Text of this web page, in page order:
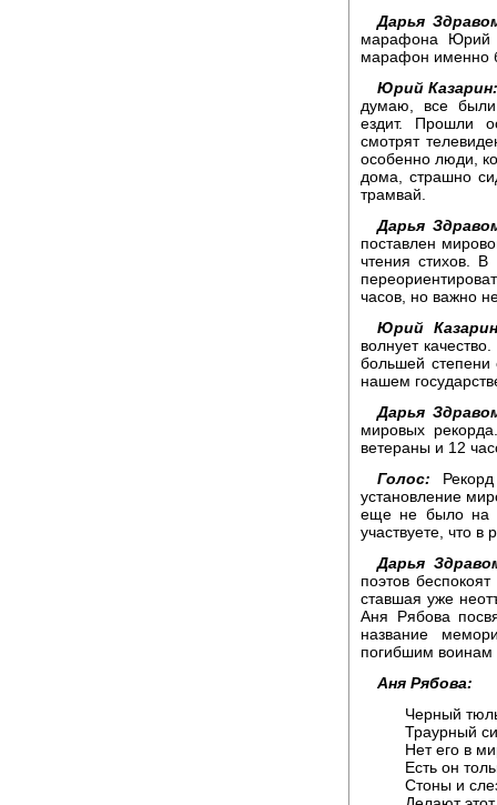
Дарья
марафона Юрий
марафон именно
Юрий Казарин:
думаю, все
ездит. Прошли
смотрят
особенно люди,
дома, страшно
трамвай.
Дарья
поставлен
чтения стихов.
часов, но важно
Юрий
волнует
большей
нашем
Дарья
мировых
ветераны и 12
Голос:
установление
еще не было на
участвуете, что
Дарья
поэтов
ставшая уже
Аня Рябова
название
погибшим воинам
Аня Рябова:
Черный
Траурный
Нет его в
Есть он
Стоны и